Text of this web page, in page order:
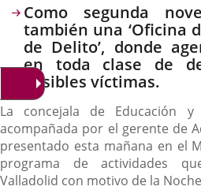
Como segunda
también una ‘Oficina
de Delito’, donde
en toda clase de
posibles víctimas.
La concejala de Educación y
acompañada por el gerente de
presentado esta mañana en el
programa de actividades
Valladolid con motivo de la